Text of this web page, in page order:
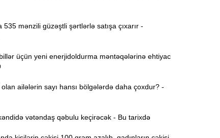
mənzili güzəştli şərtlərlə satışa çıxarır -
üçün yeni enerjidoldurma məntəqələrinə ehtiyac
ailələrin sayı hansı bölgələrdə daha çoxdur? -
vətəndaş qəbulu keçirəcək - Bu tarixdə